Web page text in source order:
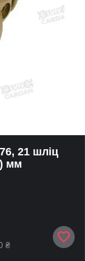
21 шліц
мм
₴